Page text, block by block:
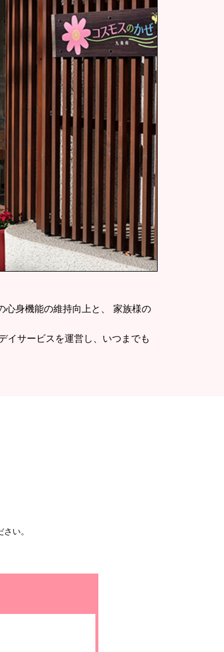
心身機能の維持向上と、 家族様の
イサービスを運営し、いつまでも
い。